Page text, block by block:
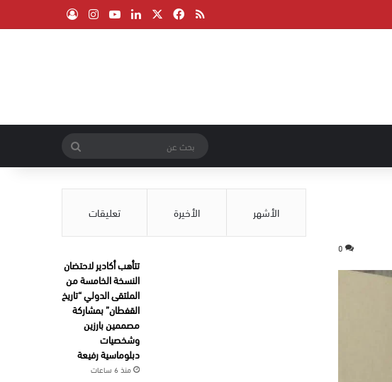
ملخص الموقع RSS
فيسبوك لينكدإن ‫YouTube
انستقرام
عن
0
الأشهر الأخيرة تعليقات
تتأهب أكادير لاحتضان
النسخة الخامسة من
الملتقى الدولي “تاريخ
القفطان” بمشاركة
مصممين بارزين
وشخصيات
دبلوماسية رفيعة
منذ 6 ساعات